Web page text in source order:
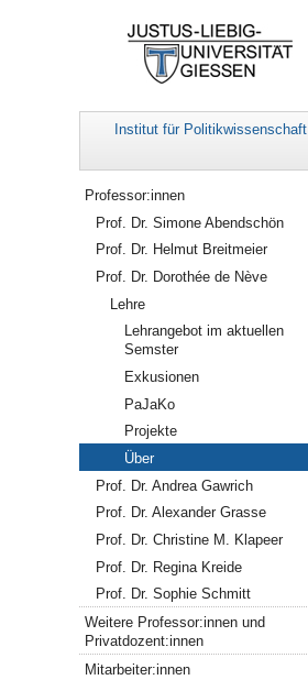
Institut für Politikwissenschaft
Navigation
Professor:innen
Prof. Dr. Simone Abendschön
Prof. Dr. Helmut Breitmeier
Prof. Dr. Dorothée de Nève
Lehre
Lehrangebot im aktuellen
Semster
Exkusionen
PaJaKo
Projekte
Über
Prof. Dr. Andrea Gawrich
Prof. Dr. Alexander Grasse
Prof. Dr. Christine M. Klapeer
Prof. Dr. Regina Kreide
Prof. Dr. Sophie Schmitt
Weitere Professor:innen und
Privatdozent:innen
Mitarbeiter:innen